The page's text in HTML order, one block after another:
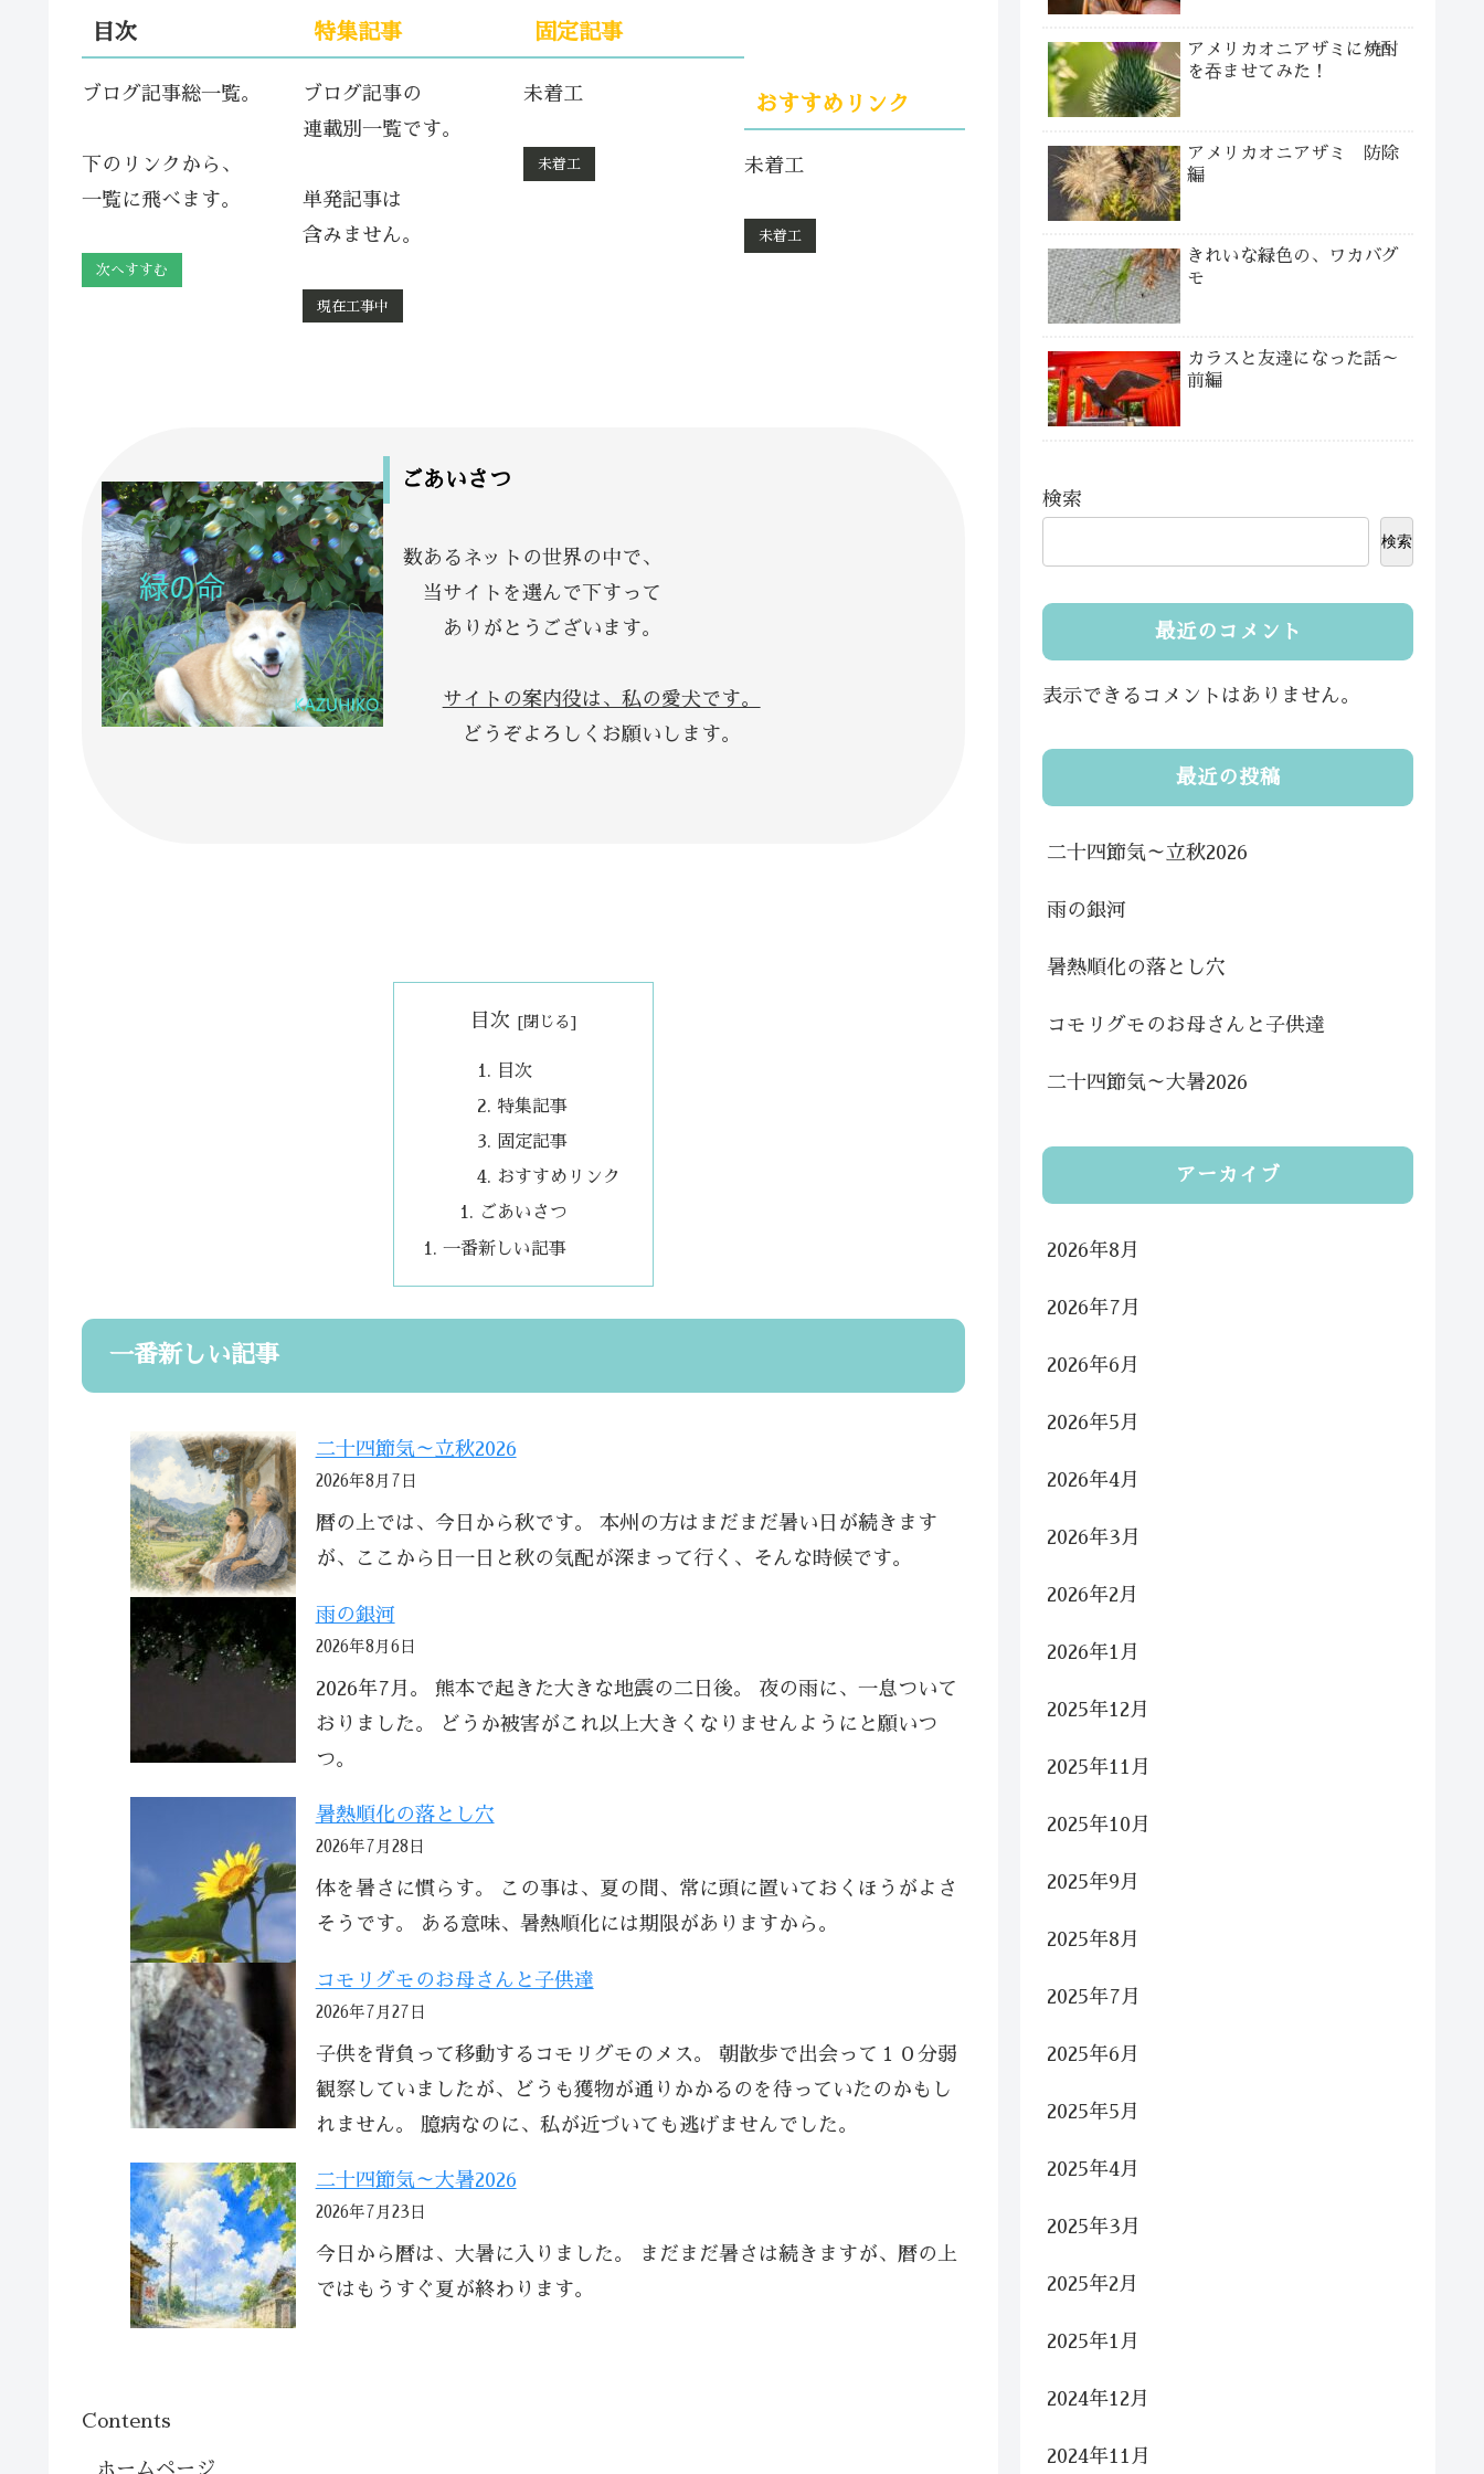
目次
ブログ記事総一覧。
下のリンクから、
一覧に飛べます。
次へすすむ
特集記事
ブログ記事の
連載別一覧です。
単発記事は
含みません。
現在工事中
固定記事
未着工
未着工
おすすめリンク
未着工
未着工
ごあいさつ
数あるネットの世界の中で、
当サイトを選んで下すって
ありがとうございます。
サイトの案内役は、私の愛犬です。
どうぞよろしくお願いします。
目次
目次
特集記事
固定記事
おすすめリンク
ごあいさつ
一番新しい記事
一番新しい記事
二十四節気～立秋2026
2026年8月7日
暦の上では、今日から秋です。 本州の方はまだまだ暑い日が続きます
が、ここから日一日と秋の気配が深まって行く、そんな時候です。
雨の銀河
2026年8月6日
2026年7月。 熊本で起きた大きな地震の二日後。 夜の雨に、一息ついて
おりました。 どうか被害がこれ以上大きくなりませんようにと願いつ
つ。
暑熱順化の落とし穴
2026年7月28日
体を暑さに慣らす。 この事は、夏の間、常に頭に置いておくほうがよさ
そうです。 ある意味、暑熱順化には期限がありますから。
コモリグモのお母さんと子供達
2026年7月27日
子供を背負って移動するコモリグモのメス。 朝散歩で出会って１０分弱
観察していましたが、どうも獲物が通りかかるのを待っていたのかもし
れません。 臆病なのに、私が近づいても逃げませんでした。
二十四節気～大暑2026
2026年7月23日
今日から暦は、大暑に入りました。 まだまだ暑さは続きますが、暦の上
ではもうすぐ夏が終わります。
Contents
ホームページ
アメリカオニアザミに焼酎
を吞ませてみた！
アメリカオニアザミ 防除
編
きれいな緑色の、ワカバグ
モ
カラスと友達になった話～
前編
検索
検索
最近のコメント
表示できるコメントはありません。
最近の投稿
二十四節気～立秋2026
雨の銀河
暑熱順化の落とし穴
コモリグモのお母さんと子供達
二十四節気～大暑2026
アーカイブ
2026年8月
2026年7月
2026年6月
2026年5月
2026年4月
2026年3月
2026年2月
2026年1月
2025年12月
2025年11月
2025年10月
2025年9月
2025年8月
2025年7月
2025年6月
2025年5月
2025年4月
2025年3月
2025年2月
2025年1月
2024年12月
2024年11月